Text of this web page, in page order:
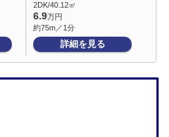
2DK/40.12㎡
6.9万円
約75m／1分
詳細を見る